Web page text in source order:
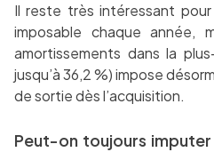
Il reste très intéressant
imposable chaque année,
amortissements dans la
jusqu’à 36,2 %) impose
de sortie dès l’acquisition.
Peut-on toujours